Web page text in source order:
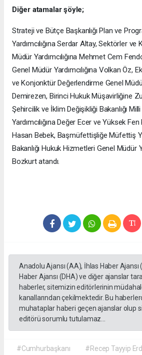
Diğer atamalar şöyle;
Strateji ve Bütçe Başkanlığı Plan ve
Yardımcılığına Serdar Altay, Sektörler ve
Müdür Yardımcılığına Mehmet Cem
Genel Müdür Yardımcılığına Volkan Öz,
ve Konjonktür Değerlendirme Genel Müdür
Demirezen, Birinci Hukuk Müşavirliğine
Şehircilik ve İklim Değişikliği Bakanlığı
Yardımcılığına Değer Ecer ve Yüksek
Hasan Bebek, Başmüfettişliğe Müfettiş
Bakanlığı Hukuk Hizmetleri Genel Müdür
Bozkurt atandı.
Anadolu Ajansı (AA), İhlas Haber Ajansı
Haber Ajansı (DHA) ve diğer ajanslar
haberler, sitemizin editörlerinin
kanallarından çekilmektedir. Bu
muhataplar haberi geçen ajanslar olup
editörü sorumlu tutulamaz...
#Cumhurbaşkanı #Recep Tayyip